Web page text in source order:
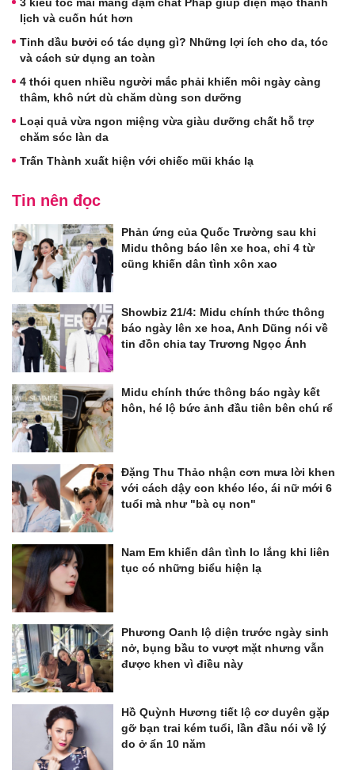
lịch và cuốn hút hơn
Tinh dầu bưởi có tác dụng gì? Những lợi ích cho da, tóc
và cách sử dụng an toàn
4 thói quen nhiều người mắc phải khiến môi ngày càng
thâm, khô nứt dù chăm dùng son dưỡng
Loại quả vừa ngon miệng vừa giàu dưỡng chất hỗ trợ
chăm sóc làn da
Trấn Thành xuất hiện với chiếc mũi khác lạ
Tin nên đọc
Phản ứng của Quốc Trường sau khi
Midu thông báo lên xe hoa, chỉ 4 từ
cũng khiến dân tình xôn xao
Showbiz 21/4: Midu chính thức thông
báo ngày lên xe hoa, Anh Dũng nói về
tin đồn chia tay Trương Ngọc Ánh
Midu chính thức thông báo ngày kết
hôn, hé lộ bức ảnh đầu tiên bên chú rể
Đặng Thu Thảo nhận cơn mưa lời khen
với cách dậy con khéo léo, ái nữ mới 6
tuổi mà như "bà cụ non"
Nam Em khiến dân tình lo lắng khi liên
tục có những biểu hiện lạ
Phương Oanh lộ diện trước ngày sinh
nở, bụng bầu to vượt mặt nhưng vẫn
được khen vì điều này
Hồ Quỳnh Hương tiết lộ cơ duyên gặp
gỡ bạn trai kém tuổi, lần đầu nói về lý
do ở ẩn 10 năm